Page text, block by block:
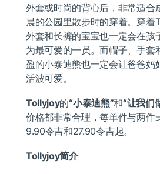
外套或时尚的背心后，非常适合
晨的公园里散步时的穿着。穿
外套和长裤的宝宝也一定会在孩
为最可爱的一员。而帽子、手套
盈的小泰迪熊也一定会让爸爸妈
活波可爱。
Tollyjoy的“小泰迪熊”和“让我们
价格都非常合理，每单件与两件
9.90令吉和27.90令吉起。
Tollyjoy简介